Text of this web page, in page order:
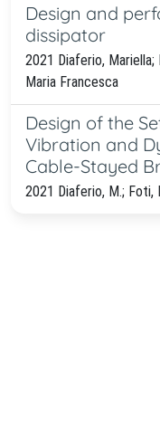
Design and
dissipator
2021 Diaferio, Mariella;
Maria Francesca
Design of the
Vibration and
Cable-Stayed
2021 Diaferio, M.; Foti,